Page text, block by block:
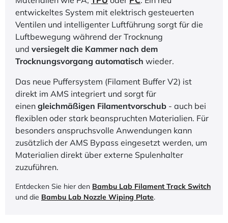
speziell für den zuverlässigen Multimaterial- und
Mehrfarbendruck entwickelt. Es bietetPlatz für bis
zu vier Filamentrollenund kann mit bis zu vier
Einheitengleichzeitig kombiniertwerden -
insgesamt16 Rollen in einem Druckjob
Trocknungsfunktion, die das Filament bis 65 °C
Feuchtigkeit schützt- ideal für hygroskopische
Materialien wie PA,TPUoderPC. Ein neu
entwickeltes System mit elektrisch gesteuerten
Ventilen und intelligenter Luftführung sorgt für die
Luftbewegung während der Trocknung
undversiegelt die Kammer nach dem
Trocknungsvorgang automatisch
Das neue Puffersystem (Filament Buffer V2) ist